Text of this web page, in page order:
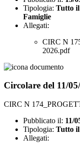
Tipologia: Tutto il
Famiglie
Allegati:
CIRC N
2026.pdf
Circolare del 11/
CIRC N
Pubblicato il: 11/
Tipologia: Tutto il
Allegati: